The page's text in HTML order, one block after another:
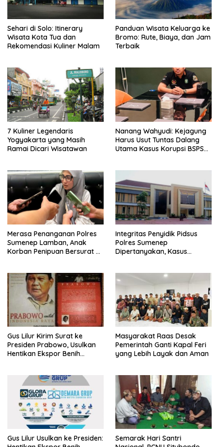
Sehari di Solo: Itinerary
Wisata Kota Tua dan
Rekomendasi Kuliner Malam
Panduan Wisata Keluarga ke
Bromo: Rute, Biaya, dan Jam
Terbaik
7 Kuliner Legendaris
Yogyakarta yang Masih
Ramai Dicari Wisatawan
Nanang Wahyudi: Kejagung
Harus Usut Tuntas Dalang
Utama Kasus Korupsi BSPS
Merasa Penanganan Polres
Sumenep Lamban, Anak
Korban Penipuan Bersurat ke
Integritas Penyidik Pidsus
Polres Sumenep
Dipertanyakan, Kasus
Kepastian
Gus Lilur Kirim Surat ke
Presiden Prabowo, Usulkan
Hentikan Ekspor Benih
Masyarakat Raas Desak
Pemerintah Ganti Kapal Feri
yang Lebih Layak dan Aman
Gus Lilur Usulkan ke Presiden:
Semarak Hari Santri